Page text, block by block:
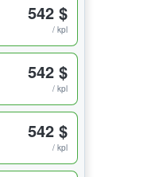
542 $
/ kpl
542 $
/ kpl
542 $
/ kpl